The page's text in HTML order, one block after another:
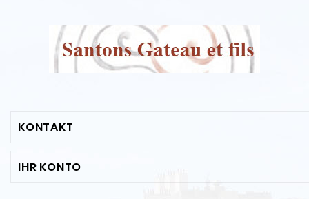
KONTAKT
IHR KONTO